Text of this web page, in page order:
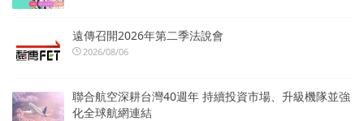
遠傳召開2026年第二季法說會
2026/08/06
聯合航空深耕台灣40週年 持續投資市場、升級機隊並強
化全球航網連結